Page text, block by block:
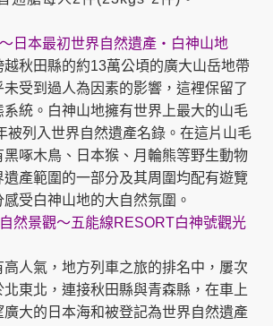
日本最初世界自然遺產‧白神山地
秋田縣的約13萬公頃的廣大山岳地帶
受到過人為因素的影響，這裡保留了
統。白神山地擁有世界上最大的山毛
被列入世界自然遺產名錄。在這片山毛
啄木鳥、日本猴、月輪熊等野生動物
產範圍的一部分及其周圍均配有遊覽
受白神山地的大自然氛圍。
然景觀～五能線RESORT白神號觀光
人氣，地方列車之旅的排名中，屢次
東北，連接秋田縣與青森縣， 在車上
大的日本海和被登記為世界自然遺產